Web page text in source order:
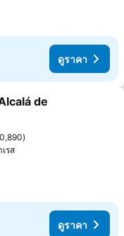
ดูราคา
การโปรด
de
รส
ดูราคา